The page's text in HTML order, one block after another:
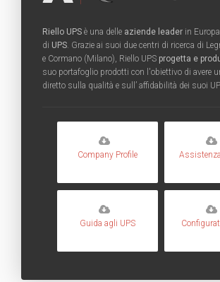
Riello UPS è una delle aziende leader in
di UPS. Grazie ai suoi due centri di ricerca di
e Cormano (Milano), Riello UPS progetta e
suo portafoglio prodotti con l'obiettivo di avere
diretto sulla qualità e sull’ affidabilità dei suoi
Company Profile
Guida agli UPS